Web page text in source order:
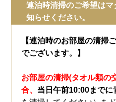
連泊時清掃のご希望は
知らせください。
【連泊時のお部屋の清掃
でございます。】
お部屋の清掃(タオル類の
合、 当日午前10:00までに